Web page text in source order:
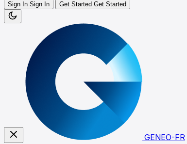
Sign In Sign In Get Started Get Started
GENEO-FR